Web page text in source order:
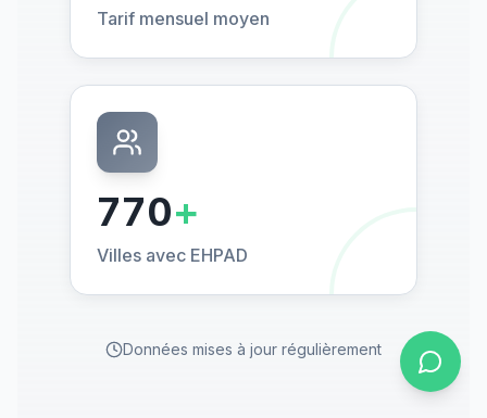
Tarif mensuel moyen
770+
Villes avec EHPAD
Données mises à jour régulièrement